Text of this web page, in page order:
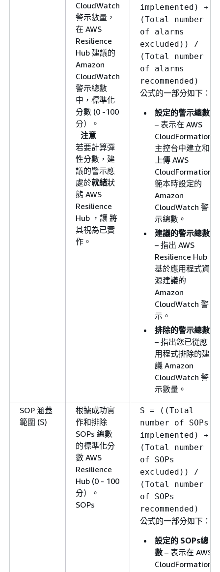
CloudWatch
警示數量，
在 AWS
Resilience
Hub 建議的
Amazon
CloudWatch
警示總數
中，標準化
分數 (0 -100
分）。
注意
若要計算彈
性分數，建
議的警示應
處於就緒狀
態 AWS
Resilience
Hub ，讓 將
其視為已實
作。
implemented) +
(Total number
of alarms
excluded)) /
(Total number
of alarms
recommended)
公式的一部分如下：
設定的警示總數
– 表示在 AWS
CloudFormation
主控台中建立和
上傳 AWS
CloudFormation
範本時設定的
Amazon
CloudWatch 警
示總數。
建議的警示總數
– 指出 AWS
Resilience Hub
基於應用程式資
源建議的
Amazon
CloudWatch 警
示。
排除的警示總數
– 指出您已從應
用程式排除的建
議 Amazon
CloudWatch 警
示數量。
SOP 涵蓋
範圍 (S)
根據成功實
作和排除
SOPs 總數
的標準化分
數 AWS
Resilience
Hub (0 - 100
分）。
SOPs
S = ((Total
number of SOPs
implemented) +
(Total number
of SOPs
excluded)) /
(Total number
of SOPs
recommended)
公式的一部分如下：
設定的 SOPs總
數 – 表示在 AWS
CloudFormation